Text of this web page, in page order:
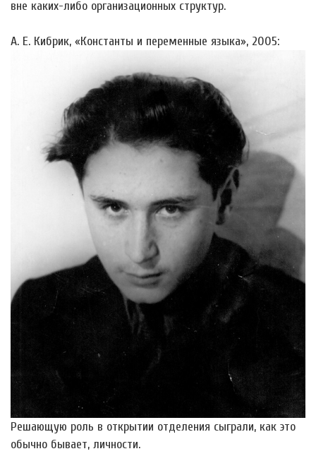
вне каких-либо организационных структур.
А. Е. Кибрик, «Константы и переменные языка», 2005:
Решающую роль в открытии отделения сыграли, как это
обычно бывает, личности.